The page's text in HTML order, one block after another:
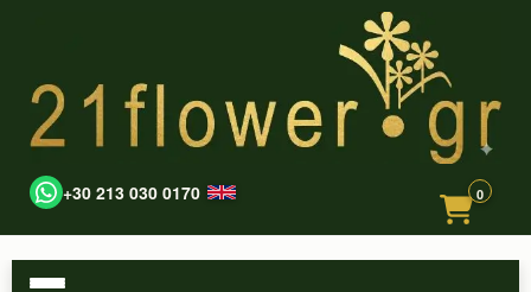
+30 213 030 0170 0